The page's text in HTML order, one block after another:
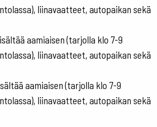
liinavaatteet, autopaikan sekä
aamiaisen (tarjolla klo 7-9
liinavaatteet, autopaikan sekä
aamiaisen (tarjolla klo 7-9
liinavaatteet, autopaikan sekä